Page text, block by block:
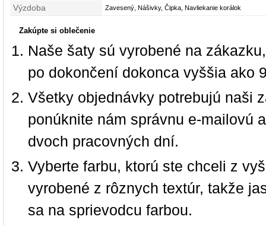
Výzdoba Zavesený, Nášivky, Čipka, Navliekanie korálok
Zakúpte si oblečenie
Naše šaty sú vyrobené na
po dokončení dokonca vyššia ako
Všetky objednávky potrebujú naši
ponúknite nám správnu e-mailovú
dvoch pracovných dní.
Vyberte farbu, ktorú ste chceli z
vyrobené z rôznych textúr, takže
sa na sprievodcu farbou.